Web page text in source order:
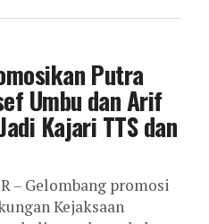
Putra
Umbu dan Arif
Kajari TTS dan
– Gelombang promosi
Kejaksaan